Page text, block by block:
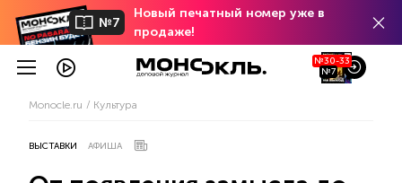
№7
Новый печатный номер уже в
продаже!
№30-33
№7
Monocle.ru Культура
ВЫСТАВКИ АФИША